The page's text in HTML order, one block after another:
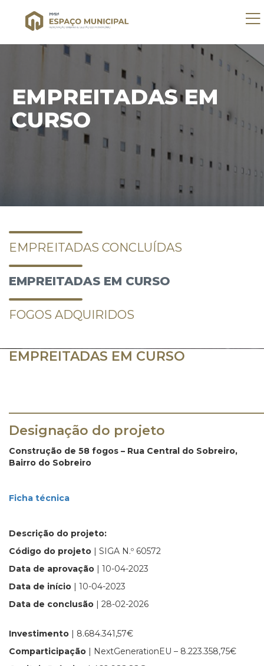
EMPREITADAS EM
CURSO
EMPREITADAS CONCLUÍDAS
EMPREITADAS EM CURSO
FOGOS ADQUIRIDOS
EMPREITADAS EM CURSO
Designação do projeto
Construção de 58 fogos – Rua Central do Sobreiro,
Bairro do Sobreiro
Ficha técnica
Descrição do projeto:
Código do projeto | SIGA N.º 60572
Data de aprovação | 10-04-2023
Data de início | 10-04-2023
Data de conclusão | 28-02-2026
Investimento | 8.684.341,57€
Comparticipação | NextGenerationEU – 8.223.358,75€